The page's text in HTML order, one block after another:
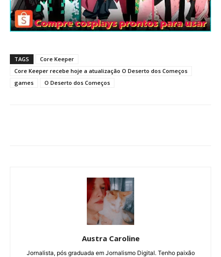
TAGS
Core Keeper
Core Keeper recebe hoje a atualização O Deserto dos Começos
games
O Deserto dos Começos
Austra Caroline
Jornalista, pós graduada em Jornalismo Digital. Tenho paixão